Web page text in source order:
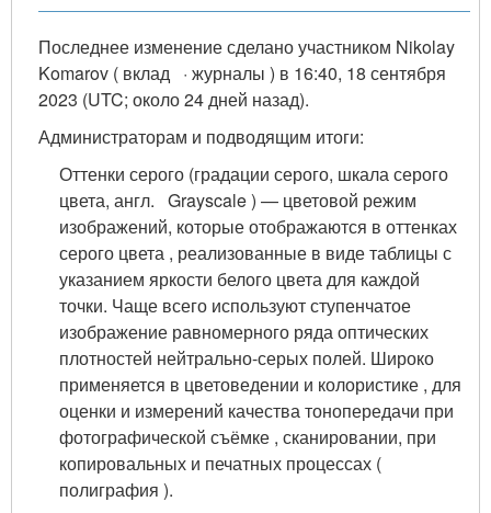
Последнее изменение сделано участником Nikolay
Komarov ( вклад · журналы ) в 16:40, 18 сентября
2023 (UTC; около 24 дней назад).
Администраторам и подводящим итоги:
Оттенки серого (градации серого, шкала серого
цвета, англ. Grayscale ) — цветовой режим
изображений, которые отображаются в оттенках
серого цвета , реализованные в виде таблицы с
указанием яркости белого цвета для каждой
точки. Чаще всего используют ступенчатое
изображение равномерного ряда оптических
плотностей нейтрально-серых полей. Широко
применяется в цветоведении и колористике , для
оценки и измерений качества тонопередачи при
фотографической съёмке , сканировании, при
копировальных и печатных процессах (
полиграфия ).